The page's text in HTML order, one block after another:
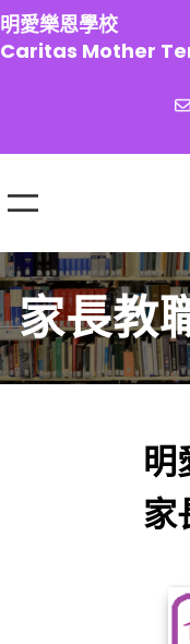
跳
至
主
明愛樂恩學校
Caritas Mother
家長教
明
家